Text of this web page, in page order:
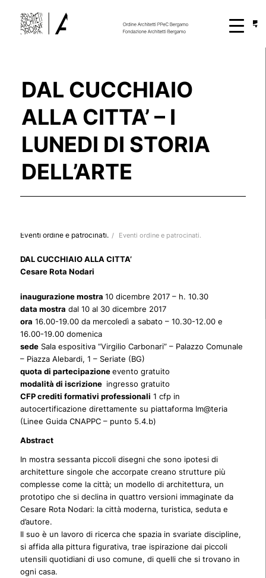
DAL CUCCHIAIO
ALLA CITTA’ – I
LUNEDI DI STORIA
DELL’ARTE
Eventi ordine e patrocinati. / Eventi ordine e patrocinati.
DAL CUCCHIAIO ALLA CITTA’
Cesare Rota Nodari
inaugurazione mostra 10 dicembre 2017 – h. 10.30
data mostra dal 10 al 30 dicembre 2017
ora 16.00-19.00 da mercoledì a sabato – 10.30-12.00 e
16.00-19.00 domenica
sedeSala espositiva “Virgilio Carbonari” – Palazzo Comunale
– Piazza Alebardi, 1 – Seriate (BG)
quota di partecipazioneevento gratuito
modalità di iscrizione ingresso gratuito
CFP crediti formativi professionali 1 cfp in
autocertificazione direttamente su piattaforma Im@teria
(Linee Guida CNAPPC – punto 5.4.b)
Abstract
In mostra sessanta piccoli disegni che sono ipotesi di
architetture singole che accorpate creano strutture più
complesse come la città; un modello di architettura, un
prototipo che si declina in quattro versioni immaginate da
Cesare Rota Nodari: la città moderna, turistica, seduta e
d’autore.
Il suo è un lavoro di ricerca che spazia in svariate discipline,
si affida alla pittura figurativa, trae ispirazione dai piccoli
utensili quotidiani di uso comune, di quelli che si trovano in
ogni casa.